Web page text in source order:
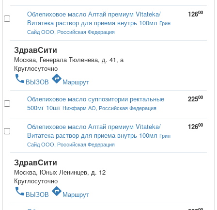
Облепиховое масло Алтай премиум Vitateka/
Витатека раствор для приема внутрь 100мл Грин
Сайд ООО, Российская Федерация
12600
ЗдравСити
Москва, Генерала Тюленева, д. 41, а
Круглосуточно
phone ВЫЗОВ directionsМаршрут
Облепиховое масло суппозитории ректальные
500мг 10шт Нижфарм АО, Российская Федерация
22500
Облепиховое масло Алтай премиум Vitateka/
Витатека раствор для приема внутрь 100мл Грин
Сайд ООО, Российская Федерация
12600
ЗдравСити
Москва, Юных Ленинцев, д. 12
Круглосуточно
phone ВЫЗОВ directionsМаршрут